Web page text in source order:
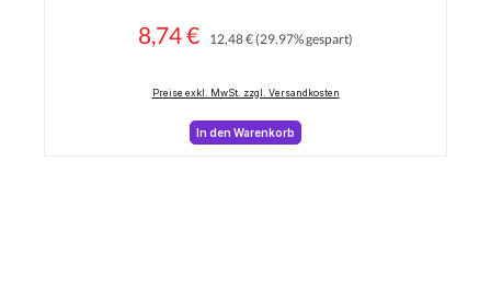
Verkaufspreis:
8,74 € 12,48 €(29.97% gespart)
Preise exkl. MwSt. zzgl. Versandkosten
In den Warenkorb